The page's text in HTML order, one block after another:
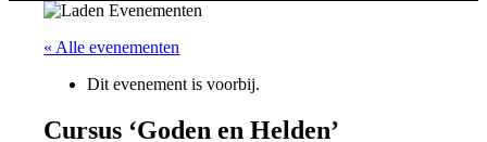
« Alle evenementen
Dit evenement is voorbij.
Cursus ‘Goden en Helden’